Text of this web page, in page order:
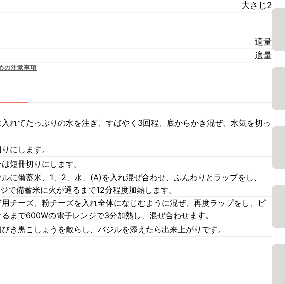
大さじ2
適量
適量
の注意事項
れてたっぷりの水を注ぎ、すばやく3回程、底からかき混ぜ、水気を切っ
にします。
短冊切りにします。
に備蓄米、1、2、水、(A)を入れ混ぜ合わせ、ふんわりとラップをし、
で備蓄米に火が通るまで12分程度加熱します。
チーズ、粉チーズを入れ全体になじむように混ぜ、再度ラップをし、ピ
まで600Wの電子レンジで3分加熱し、混ぜ合わせます。
き黒こしょうを散らし、バジルを添えたら出来上がりです。